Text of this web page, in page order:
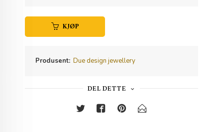
KJØP
Produsent: Due design jewellery
DEL DETTE